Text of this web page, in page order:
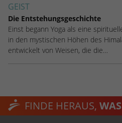
GEIST
Die Entstehungsgeschichte
Einst begann Yoga als eine
in den mystischen Höhen des
entwickelt von Weisen, die die…
FINDE HERAUS,